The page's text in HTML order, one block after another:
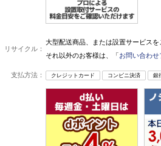
リサイクル：
大型配送商品、または設置サービスを
それ以外のお客様は、「お問い合わせ
支払方法： クレジットカード コンビニ決済 銀